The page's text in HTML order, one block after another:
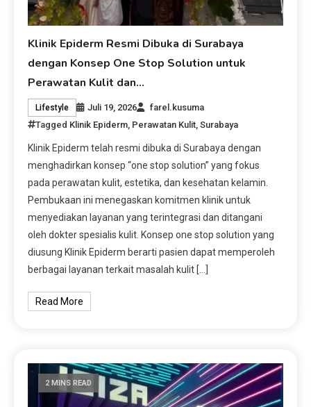
Klinik Epiderm Resmi Dibuka di Surabaya
dengan Konsep One Stop Solution untuk
Perawatan Kulit dan…
Lifestyle Juli 19, 2026
farel.kusuma
Tagged Klinik Epiderm Perawatan Kulit ,Surabaya
Klinik Epiderm telah resmi dibuka di Surabaya dengan
menghadirkan konsep “one stop solution” yang fokus
pada perawatan kulit, estetika, dan kesehatan kelamin.
Pembukaan ini menegaskan komitmen klinik untuk
menyediakan layanan yang terintegrasi dan ditangani
oleh dokter spesialis kulit. Konsep one stop solution yang
diusung Klinik Epiderm berarti pasien dapat memperoleh
berbagai layanan terkait masalah kulit […]
Read More
2 MINS READ